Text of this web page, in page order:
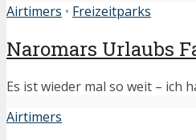
Airtimers • Freizeitparks
Naromars Urlaubs
Es ist wieder mal so weit – ich
Airtimers